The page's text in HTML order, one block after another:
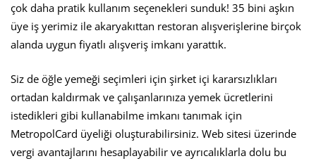
çok daha pratik kullanım seçenekleri sunduk! 35 bini aşkın
üye iş yerimiz ile akaryakıttan restoran alışverişlerine birçok
alanda uygun fiyatlı alışveriş imkanı yarattık.
Siz de öğle yemeği seçimleri için şirket içi kararsızlıkları
ortadan kaldırmak ve çalışanlarınıza yemek ücretlerini
istedikleri gibi kullanabilme imkanı tanımak için
MetropolCard üyeliği oluşturabilirsiniz. Web sitesi üzerinde
vergi avantajlarını hesaplayabilir ve ayrıcalıklarla dolu bu